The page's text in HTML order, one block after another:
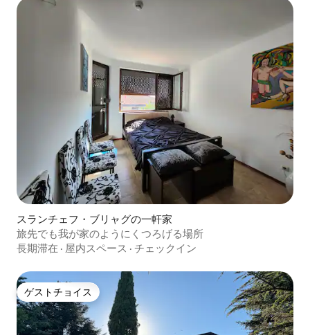
スランチェフ・ブリャグの一軒家
旅先でも我が家のようにくつろげる場所
長期滞在 · 屋内スペース · チェックイン
ゲストチョイス
ゲストチョイス